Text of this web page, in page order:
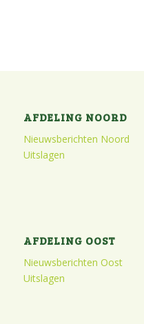
AFDELING NOORD
Nieuwsberichten Noord
Uitslagen
AFDELING OOST
Nieuwsberichten Oost
Uitslagen